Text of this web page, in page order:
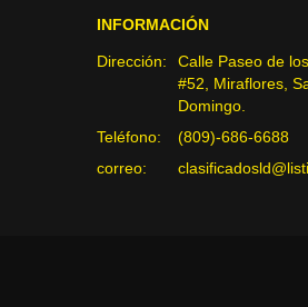
INFORMACIÓN
Dirección:
Calle Paseo de
#52, Miraflores,
Domingo.
Teléfono:
(809)-686-6688
correo: